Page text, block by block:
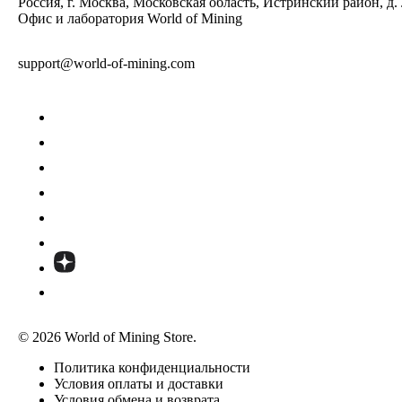
Офис и лаборатория World of Mining
support@world-of-mining.com
© 2026 World of Mining Store.
Политика конфиденциальности
Условия оплаты и доставки